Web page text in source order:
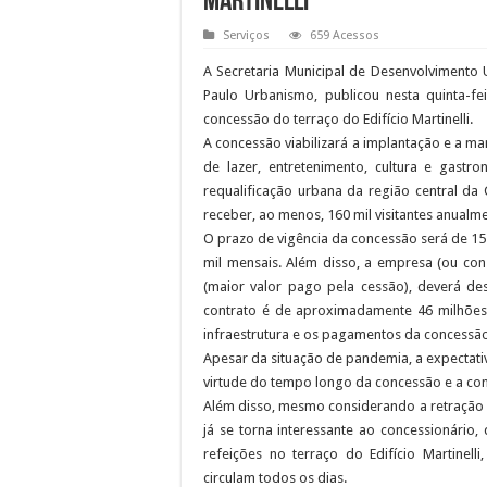
Serviços 659 Acessos
A Secretaria Municipal de
Paulo Urbanismo, publicou nesta
concessão do terraço do Edifício Martinelli.
A concessão viabilizará a implantação e a
de lazer, entretenimento, cultura e
requalificação urbana da região central da
receber, ao menos, 160 mil visitantes
O prazo de vigência da concessão será de
mil mensais. Além disso, a empresa (ou
(maior valor pago pela cessão), deverá
contrato é de aproximadamente 46
infraestrutura e os pagamentos da
Apesar da situação de pandemia, a
virtude do tempo longo da concessão e a
Além disso, mesmo considerando a
já se torna interessante ao
refeições no terraço do Edifício
circulam todos os dias.